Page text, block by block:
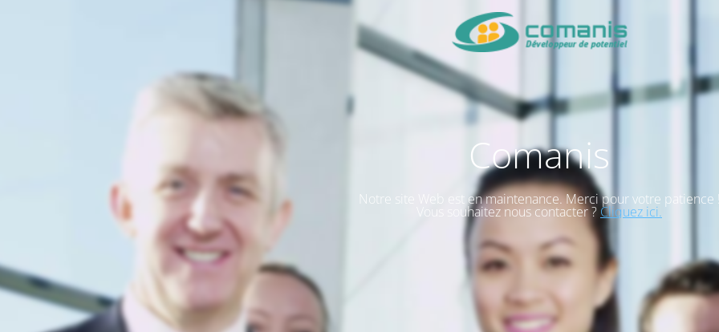
Comanis
Notre site Web est en maintenance. Merci pour votre patience
Vous souhaitez nous contacter ? Cliquez ici.